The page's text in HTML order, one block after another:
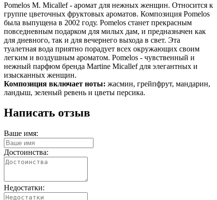
Pomelos M. Micallef - аромат для нежных женщин. Относится к
группе цветочных фруктовых ароматов. Композиция Pomelos
была выпущена в 2002 году. Pomelos станет прекрасным
повседневным подарком для милых дам, и предназначен как
для дневного, так и для вечернего выхода в свет. Эта
туалетная вода приятно порадует всех окружающих своим
легким и воздушным ароматом. Pomelos - чувственный и
нежный парфюм бренда Martine Micallef для элегантных и
изысканных женщин.
Композиция включает ноты: жасмин, грейпфрут, мандарин,
ландыш, зеленый ревень и цветы персика.
Написать отзыв
Ваше имя:
Достоинства:
Недостатки: